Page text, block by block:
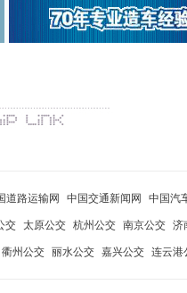
道路运输网 中国交通新闻网 中国汽
交 太原公交 杭州公交 南京公交 济
衢州公交 丽水公交 嘉兴公交 连云港